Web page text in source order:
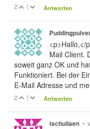
2 | Antworten
<p>Hallo,</
Mail Client.
soweit ganz OK und
Funktioniert. Bei der
E-Mail Adresse und
2 | Antworten
tschuliaen •